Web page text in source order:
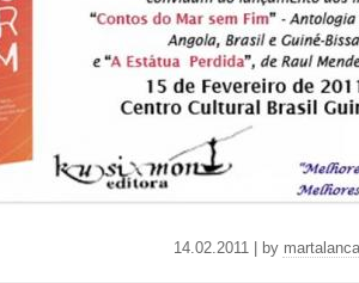
14.02.2011 | by martalanca